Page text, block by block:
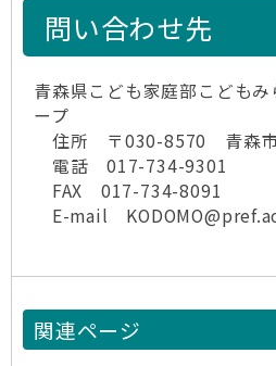
問い合わせ先
青森県こども家庭部こども
ープ
住所 〒030-8570 青森
電話 017-734-9301
FAX 017-734-8091
E-mail
関連ページ